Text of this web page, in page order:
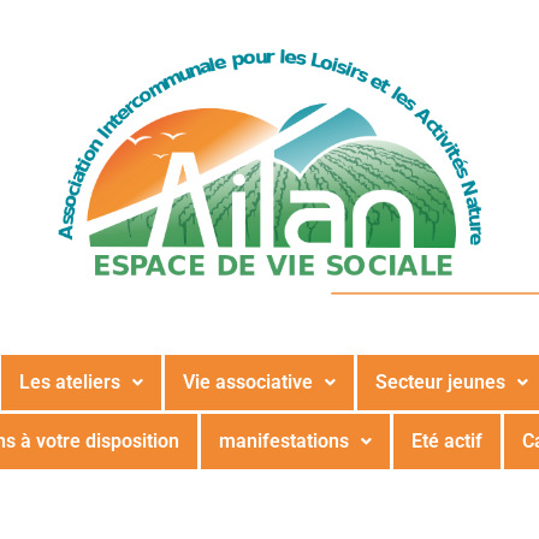
Les ateliers Vie associative Secteur jeunes
à votre disposition manifestations Eté actif